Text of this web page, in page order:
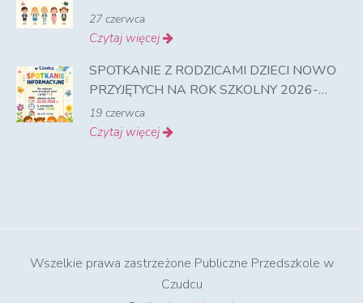
27 czerwca
Czytaj więcej
SPOTKANIE Z RODZICAMI DZIECI NOWO
PRZYJĘTYCH NA ROK SZKOLNY 2026-
2027
19 czerwca
Czytaj więcej
Wszelkie prawa zastrzeżone Publiczne Przedszkole w
Czudcu